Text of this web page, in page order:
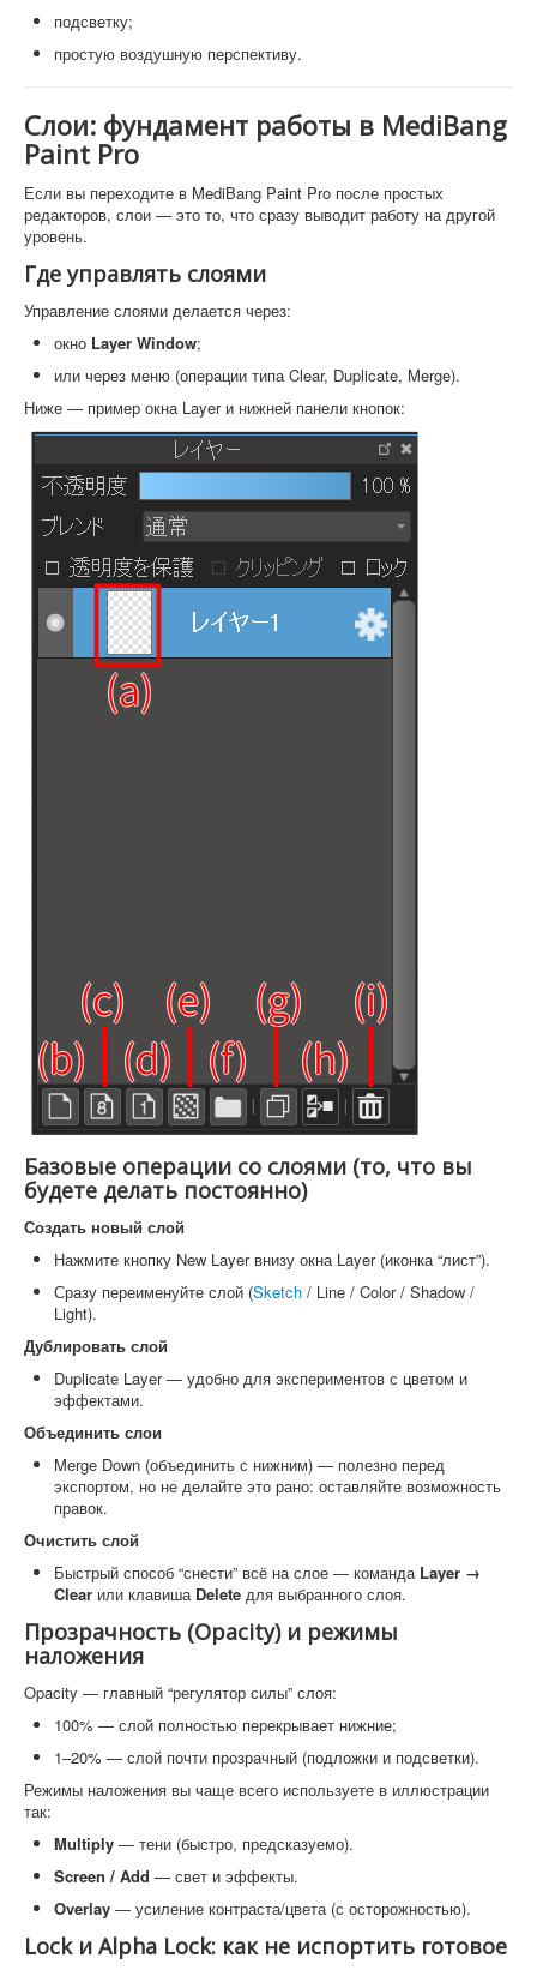
подсветку;
простую воздушную перспективу.
Слои: фундамент работы в MediBang
Paint Pro
Если вы переходите в MediBang Paint Pro после простых
редакторов, слои — это то, что сразу выводит работу на другой
уровень.
Где управлять слоями
Управление слоями делается через:
окно Layer Window;
или через меню (операции типа Clear, Duplicate, Merge).
Ниже — пример окна Layer и нижней панели кнопок:
Базовые операции со слоями (то, что вы
будете делать постоянно)
Создать новый слой
Нажмите кнопку New Layer внизу окна Layer (иконка “лист”).
Сразу переименуйте слой (Sketch / Line / Color / Shadow /
Light).
Дублировать слой
Duplicate Layer — удобно для экспериментов с цветом и
эффектами.
Объединить слои
Merge Down (объединить с нижним) — полезно перед
экспортом, но не делайте это рано: оставляйте возможность
правок.
Очистить слой
Быстрый способ “снести” всё на слое — команда Layer →
Clear или клавиша Delete для выбранного слоя.
Прозрачность (Opacity) и режимы
наложения
Opacity — главный “регулятор силы” слоя:
100% — слой полностью перекрывает нижние;
1–20% — слой почти прозрачный (подложки и подсветки).
Режимы наложения вы чаще всего используете в иллюстрации
так:
Multiply — тени (быстро, предсказуемо).
Screen / Add — свет и эффекты.
Overlay — усиление контраста/цвета (с осторожностью).
Lock и Alpha Lock: как не испортить готовое